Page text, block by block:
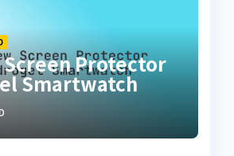
Protector
Smartwatch